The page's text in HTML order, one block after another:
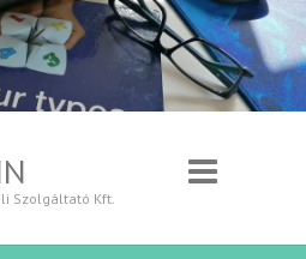
Szolgáltató Kft.